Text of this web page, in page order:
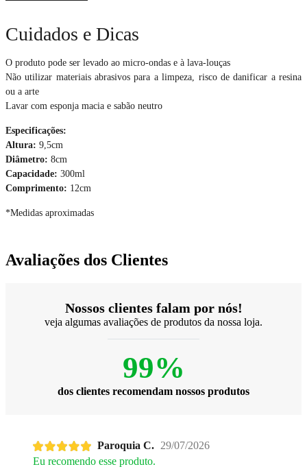
Cuidados e Dicas
O produto pode ser levado ao micro-ondas e à lava-louças
Não utilizar materiais abrasivos para a limpeza, risco de danificar a resina
ou a arte
Lavar com esponja macia e sabão neutro
Especificações:
Altura: 9,5cm
Diâmetro: 8cm
Capacidade: 300ml
Comprimento: 12cm
*Medidas aproximadas
Avaliações dos Clientes
Nossos clientes falam por nós!
veja algumas avaliações de produtos da nossa loja.
99%
dos clientes recomendam nossos produtos
Paroquia C. 29/07/2026
Eu recomendo esse produto.